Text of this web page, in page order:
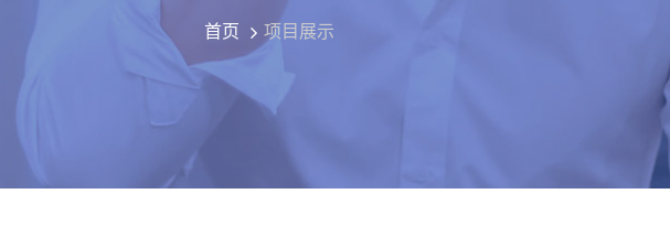
首页 项目展示